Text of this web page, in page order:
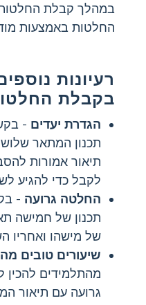
במהלך קבלת
החלטות באמצעות
רעיונות
בקבלת
הגדרת יעדים -
תכנון המתאר שלוש
תיאור אמורות
לקבל כדי להגיע
החלטה גרועה -
תכנון של חמישה
של מישהו ואחריו
שיעורים טובים
מהתלמידים להכין
גרועה עם תיאור